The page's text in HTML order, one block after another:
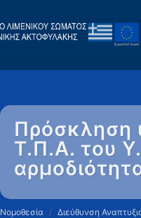
Πρόσκληση
Τ.Π.Α. του
Νομοθεσία Διεύθυνση